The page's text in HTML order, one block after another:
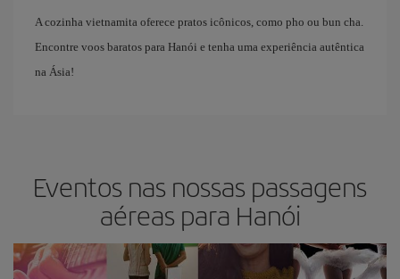
A cozinha vietnamita oferece pratos icônicos, como pho ou bun cha.
Encontre voos baratos para Hanói e tenha uma experiência autêntica
na Ásia!
Eventos nas nossas passagens
aéreas para Hanói